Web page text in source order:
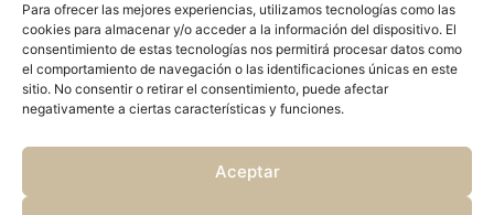
Para ofrecer las mejores experiencias, utilizamos tecnologías como las
cookies para almacenar y/o acceder a la información del dispositivo. El
consentimiento de estas tecnologías nos permitirá procesar datos como
el comportamiento de navegación o las identificaciones únicas en este
sitio. No consentir o retirar el consentimiento, puede afectar
negativamente a ciertas características y funciones.
Aceptar
Términos Google
Contacto
UBICACIÓN
CampusPHI
10857 Acebo (Cáceres)